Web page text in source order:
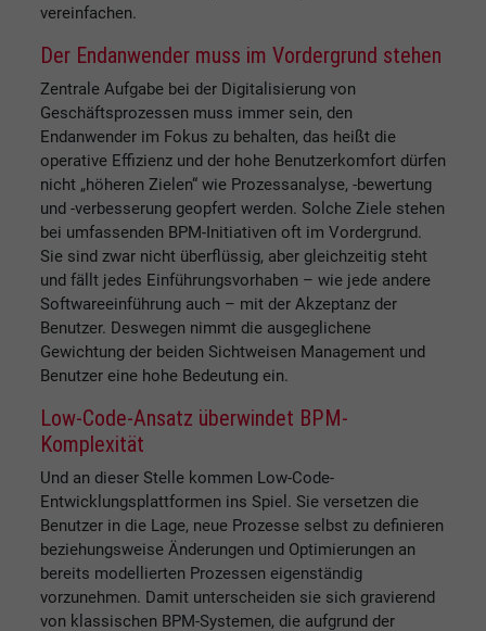
vereinfachen.
Der Endanwender muss im Vordergrund stehen
Zentrale Aufgabe bei der Digitalisierung von
Geschäftsprozessen muss immer sein, den
Endanwender im Fokus zu behalten, das heißt die
operative Effizienz und der hohe Benutzerkomfort dürfen
nicht „höheren Zielen“ wie Prozessanalyse, -bewertung
und -verbesserung geopfert werden. Solche Ziele stehen
bei umfassenden BPM-Initiativen oft im Vordergrund.
Sie sind zwar nicht überflüssig, aber gleichzeitig steht
und fällt jedes Einführungsvorhaben – wie jede andere
Softwareeinführung auch – mit der Akzeptanz der
Benutzer. Deswegen nimmt die ausgeglichene
Gewichtung der beiden Sichtweisen Management und
Benutzer eine hohe Bedeutung ein.
Low-Code-Ansatz überwindet BPM-
Komplexität
Und an dieser Stelle kommen Low-Code-
Entwicklungsplattformen ins Spiel. Sie versetzen die
Benutzer in die Lage, neue Prozesse selbst zu definieren
beziehungsweise Änderungen und Optimierungen an
bereits modellierten Prozessen eigenständig
vorzunehmen. Damit unterscheiden sie sich gravierend
von klassischen BPM-Systemen, die aufgrund der